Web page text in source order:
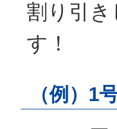
割り引
す！
（例）1